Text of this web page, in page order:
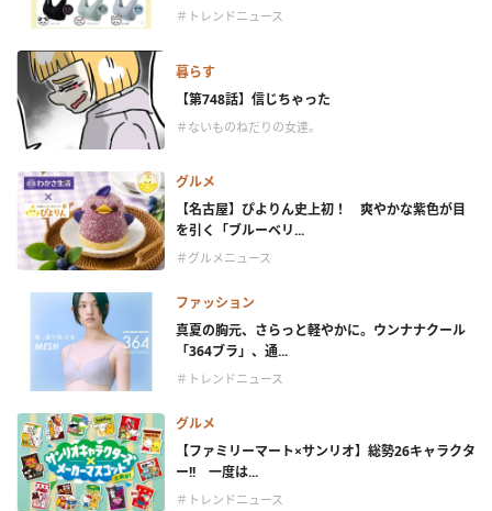
＃トレンドニュース
暮らす
【第748話】信じちゃった
＃ないものねだりの女達。
グルメ
【名古屋】ぴよりん史上初！ 爽やかな紫色が目
を引く「ブルーベリ...
＃グルメニュース
ファッション
真夏の胸元、さらっと軽やかに。ウンナナクール
「364ブラ」、通...
＃トレンドニュース
グルメ
【ファミリーマート×サンリオ】総勢26キャラクタ
ー!! 一度は...
＃トレンドニュース